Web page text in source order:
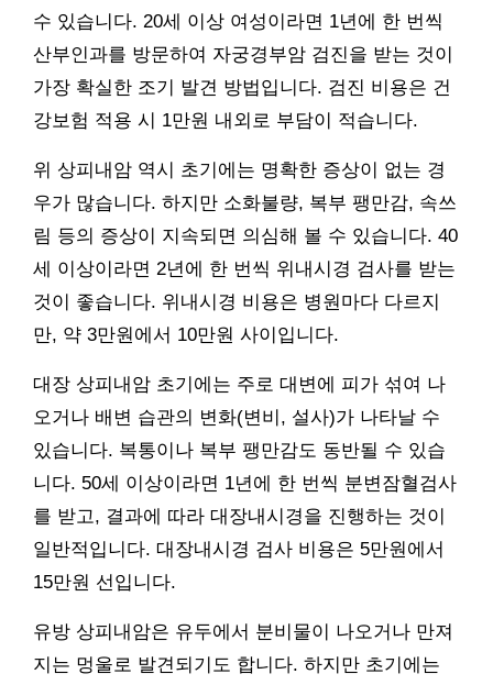
수 있습니다. 20세 이상 여성이라면 1년에 한 번씩
산부인과를 방문하여 자궁경부암 검진을 받는 것이
가장 확실한 조기 발견 방법입니다. 검진 비용은 건
강보험 적용 시 1만원 내외로 부담이 적습니다.
위 상피내암 역시 초기에는 명확한 증상이 없는 경
우가 많습니다. 하지만 소화불량, 복부 팽만감, 속쓰
림 등의 증상이 지속되면 의심해 볼 수 있습니다. 40
세 이상이라면 2년에 한 번씩 위내시경 검사를 받는
것이 좋습니다. 위내시경 비용은 병원마다 다르지
만, 약 3만원에서 10만원 사이입니다.
대장 상피내암 초기에는 주로 대변에 피가 섞여 나
오거나 배변 습관의 변화(변비, 설사)가 나타날 수
있습니다. 복통이나 복부 팽만감도 동반될 수 있습
니다. 50세 이상이라면 1년에 한 번씩 분변잠혈검사
를 받고, 결과에 따라 대장내시경을 진행하는 것이
일반적입니다. 대장내시경 검사 비용은 5만원에서
15만원 선입니다.
유방 상피내암은 유두에서 분비물이 나오거나 만져
지는 멍울로 발견되기도 합니다. 하지만 초기에는